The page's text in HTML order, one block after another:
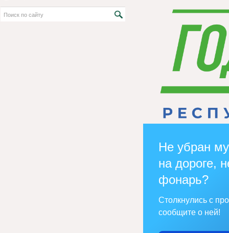
Не убран
на дороге,
фонарь?
Столкнулись с
сообщите о ней!